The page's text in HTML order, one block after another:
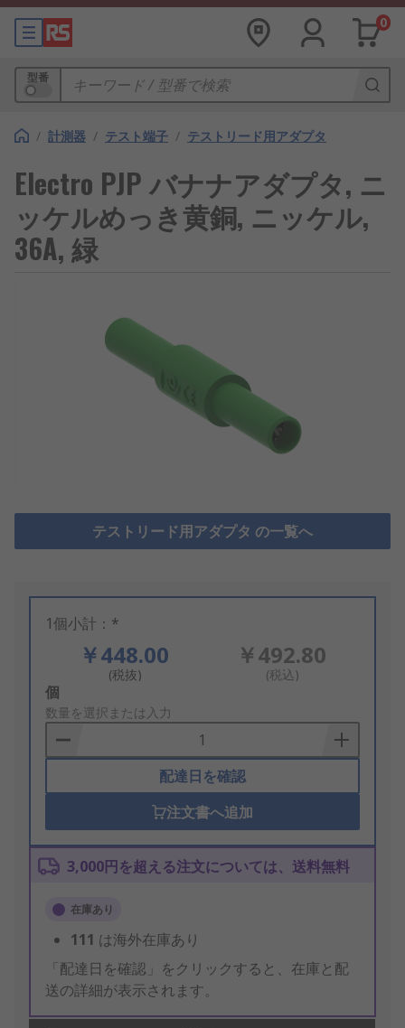
0
型番
/ 計測器 / テスト端子 / テストリード用アダプタ
Electro PJP バナナアダプタ, ニ
ッケルめっき黄銅, ニッケル,
36A, 緑
テストリード用アダプタ の一覧へ
1個小計：*
￥448.00
(税抜)
￥492.80
(税込)
Add
to
Basket
個
数量を選択または入力
配達日を確認
注文書へ追加
3,000円を超える注文については、送料無料
在庫あり
111 は海外在庫あり
「配達日を確認」をクリックすると、在庫と配
送の詳細が表示されます。